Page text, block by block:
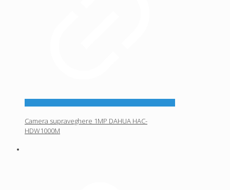
Camera supraveghere 1MP DAHUA HAC-
HDW1000M